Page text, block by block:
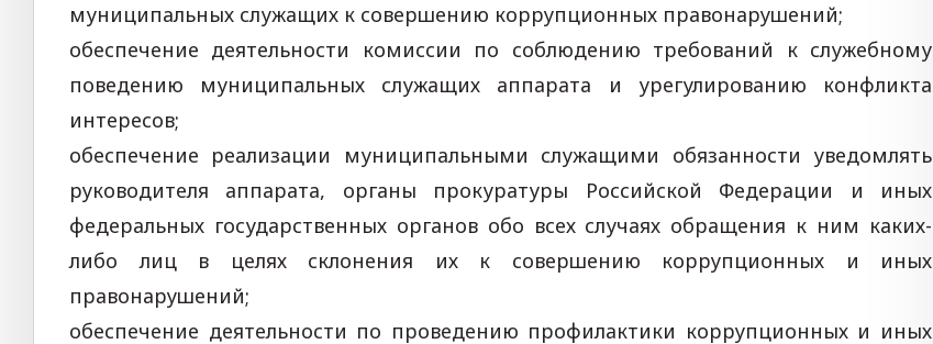
муниципальных служащих к совершению коррупционных правонарушений;
обеспечение деятельности комиссии по соблюдению требований к служебному
поведению муниципальных служащих аппарата и урегулированию конфликта
интересов;
обеспечение реализации муниципальными служащими обязанности уведомлять
руководителя аппарата, органы прокуратуры Российской Федерации и иных
федеральных государственных органов обо всех случаях обращения к ним каких-
либо лиц в целях склонения их к совершению коррупционных и иных
правонарушений;
обеспечение деятельности по проведению профилактики коррупционных и иных